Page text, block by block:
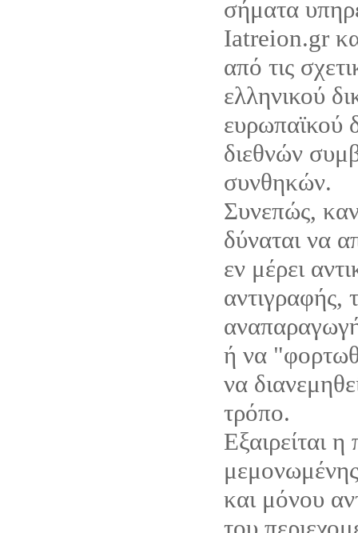
σήματα
Iatreion.gr
από τις
ελληνικού
ευρωπαϊκού
διεθνών
συνθηκών.
Συνεπώς,
δύναται να
εν μέρει
αντιγραφής,
ή να
να
τρόπο.
Εξαιρείται
και μόνου